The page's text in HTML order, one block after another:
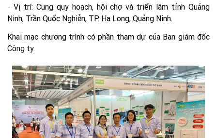
- Vị trí: Cung quy hoạch, hội chợ và triển lãm tỉnh Quảng
Ninh, Trần Quốc Nghiễn, TP. Hạ Long, Quảng Ninh.
Khai mạc chương trình có phần tham dự của Ban giám đốc
Công ty.